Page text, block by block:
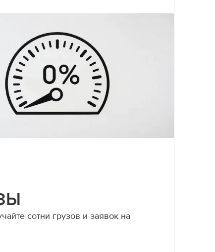
сотни грузов и заявок на